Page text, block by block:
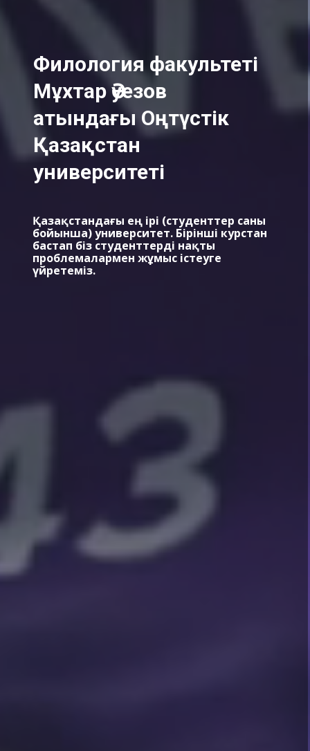
Филология факультеті
Мұхтар Әуезов
атындағы Оңтүстік
Қазақстан
университеті
Қазақстандағы ең ірі (студенттер саны
бойынша) университет. Бірінші курстан
бастап біз студенттерді нақты
проблемалармен жұмыс істеуге
үйретеміз.